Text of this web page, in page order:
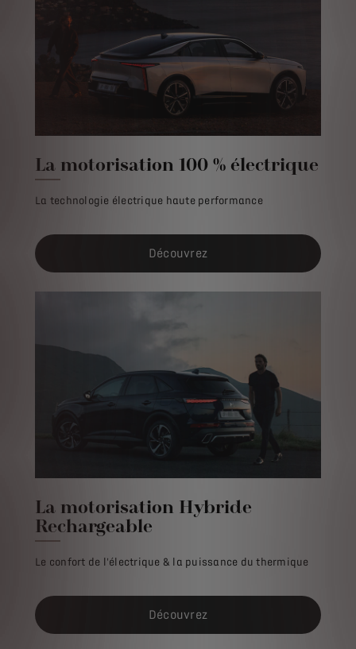
La motorisation 100 % électrique
La technologie électrique haute performance
Découvrez
La motorisation Hybride
Rechargeable
Le confort de l'électrique & la puissance du thermique
Découvrez